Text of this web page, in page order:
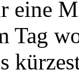
eine
Tag